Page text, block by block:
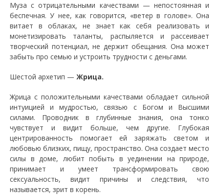
Муза с отрицательными качествами — непостоянная и
беспечная. У нее, как говорится, «ветер в голове». Она
витает в облаках, не знает как себя реализовать и
монетизировать таланты, распыляется и рассеивает
творческий потенциал, не держит обещания. Она может
забыть про семью и устроить трудности с деньгами.
Шестой архетип — Жрица.
Жрица с положительными качествами обладает сильной
интуицией и мудростью, связью с Богом и Высшими
силами. Проводник в глубинные знания, она тонко
чувствует и видит больше, чем другие. Глубокая
центрированность помогает ей заряжать светом и
любовью близких, пищу, пространство. Она создает место
силы в доме, любит побыть в уединении на природе,
принимает и умеет трансформировать свою
сексуальность, видит причины и следствия, что
называется, зрит в корень.